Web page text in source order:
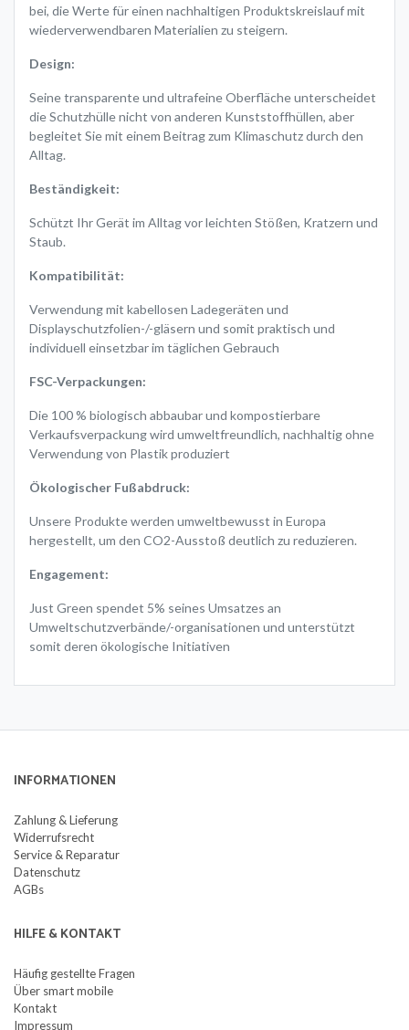
bei, die Werte für einen nachhaltigen Produktskreislauf mit
wiederverwendbaren Materialien zu steigern.
Design:
Seine transparente und ultrafeine Oberfläche unterscheidet
die Schutzhülle nicht von anderen Kunststoffhüllen, aber
begleitet Sie mit einem Beitrag zum Klimaschutz durch den
Alltag.
Beständigkeit:
Schützt Ihr Gerät im Alltag vor leichten Stößen, Kratzern und
Staub.
Kompatibilität:
Verwendung mit kabellosen Ladegeräten und
Displayschutzfolien-/-gläsern und somit praktisch und
individuell einsetzbar im täglichen Gebrauch
FSC-Verpackungen:
Die 100 % biologisch abbaubar und kompostierbare
Verkaufsverpackung wird umweltfreundlich, nachhaltig ohne
Verwendung von Plastik produziert
Ökologischer Fußabdruck:
Unsere Produkte werden umweltbewusst in Europa
hergestellt, um den CO2-Ausstoß deutlich zu reduzieren.
Engagement:
Just Green spendet 5% seines Umsatzes an
Umweltschutzverbände/-organisationen und unterstützt
somit deren ökologische Initiativen
INFORMATIONEN
Zahlung & Lieferung
Widerrufsrecht
Service & Reparatur
Datenschutz
AGBs
HILFE & KONTAKT
Häufig gestellte Fragen
Über smart mobile
Kontakt
Impressum